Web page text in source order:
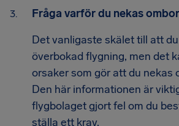
Fråga varför du nekas
Det vanligaste skälet till att du
överbokad flygning, men det
orsaker som gör att du nekas
Den här informationen är
flygbolaget gjort fel om du
ställa ett krav.